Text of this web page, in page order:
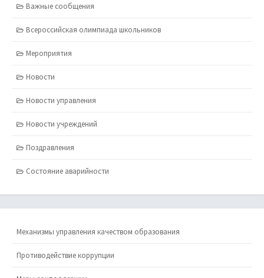
Важные сообщения
Всероссийская олимпиада школьников
Мероприятия
Новости
Новости управления
Новости учреждений
Поздравления
Состояние аварийности
Механизмы управления качеством образования
Противодействие коррупции